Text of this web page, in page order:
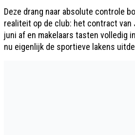
Deze drang naar absolute controle
realiteit op de club: het contract van
juni af en makelaars tasten volledig
nu eigenlijk de sportieve lakens